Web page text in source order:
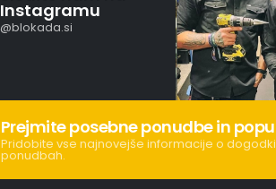
Instagramu
@blokada.si
Prejmite posebne ponudbe in
Pridobite vse najnovejše informacije o
ponudbah.